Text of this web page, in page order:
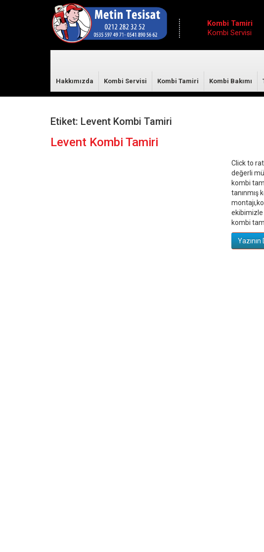
Kombi Tamiri
Kombi Servisi
Hakkımızda Kombi Servisi Kombi Tamiri Kombi Bakımı
Etiket: Levent Kombi Tamiri
Levent Kombi Tamiri
Click to
değerli
kombi
tanınmış
ekibimizle
kombi
Yazının